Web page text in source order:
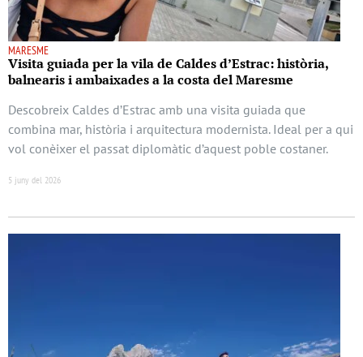
MARESME
Visita guiada per la vila de Caldes d’Estrac: història,
balnearis i ambaixades a la costa del Maresme
Descobreix Caldes d’Estrac amb una visita guiada que
combina mar, història i arquitectura modernista. Ideal per a qui
vol conèixer el passat diplomàtic d’aquest poble costaner.
5 juny del 2026